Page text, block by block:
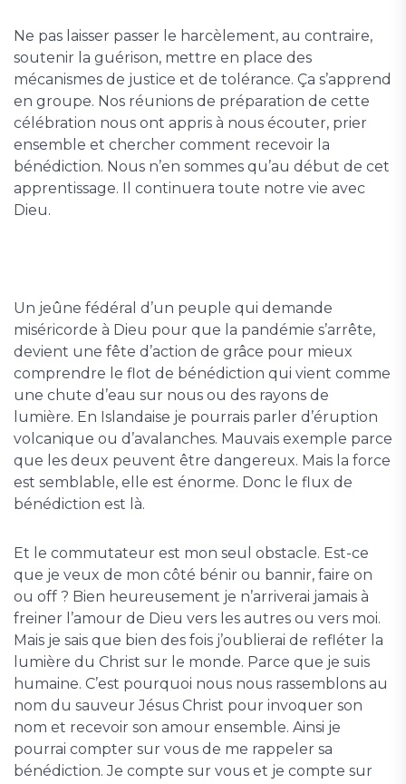
Ne pas laisser passer le harcèlement, au contraire,
soutenir la guérison, mettre en place des
mécanismes de justice et de tolérance. Ça s’apprend
en groupe. Nos réunions de préparation de cette
célébration nous ont appris à nous écouter, prier
ensemble et chercher comment recevoir la
bénédiction. Nous n’en sommes qu’au début de cet
apprentissage. Il continuera toute notre vie avec
Dieu.
Un jeûne fédéral d’un peuple qui demande
miséricorde à Dieu pour que la pandémie s’arrête,
devient une fête d’action de grâce pour mieux
comprendre le flot de bénédiction qui vient comme
une chute d’eau sur nous ou des rayons de
lumière. En Islandaise je pourrais parler d’éruption
volcanique ou d’avalanches. Mauvais exemple parce
que les deux peuvent être dangereux. Mais la force
est semblable, elle est énorme. Donc le flux de
bénédiction est là.
Et le commutateur est mon seul obstacle. Est-ce
que je veux de mon côté bénir ou bannir, faire on
ou off ? Bien heureusement je n’arriverai jamais à
freiner l’amour de Dieu vers les autres ou vers moi.
Mais je sais que bien des fois j’oublierai de refléter la
lumière du Christ sur le monde. Parce que je suis
humaine. C’est pourquoi nous nous rassemblons au
nom du sauveur Jésus Christ pour invoquer son
nom et recevoir son amour ensemble. Ainsi je
pourrai compter sur vous de me rappeler sa
bénédiction. Je compte sur vous et je compte sur